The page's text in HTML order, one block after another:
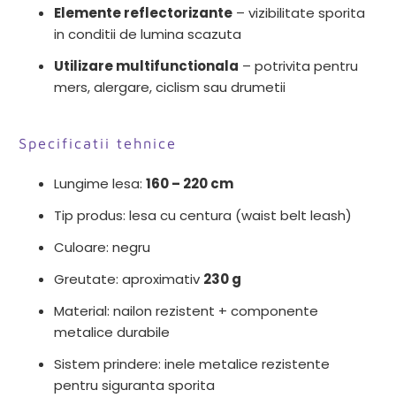
Elemente reflectorizante – vizibilitate sporita
in conditii de lumina scazuta
Utilizare multifunctionala – potrivita pentru
mers, alergare, ciclism sau drumetii
Specificatii tehnice
Lungime lesa:160 – 220 cm
Tip produs: lesa cu centura (waist belt leash)
Culoare: negru
Greutate: aproximativ 230 g
Material: nailon rezistent + componente
metalice durabile
Sistem prindere: inele metalice rezistente
pentru siguranta sporita